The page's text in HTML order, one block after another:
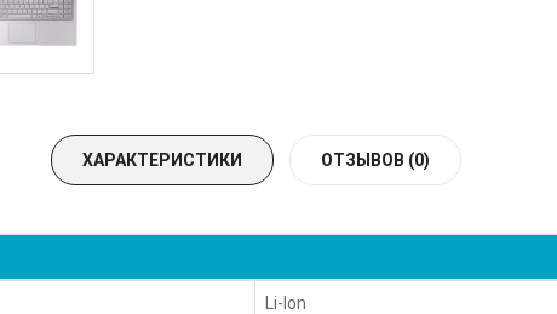
ХАРАКТЕРИСТИКИ ОТЗЫВОВ (0)
Li-Ion